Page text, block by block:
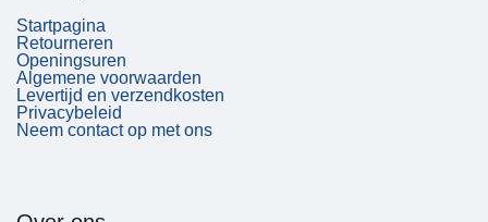
Startpagina
Retourneren
Openingsuren
Algemene voorwaarden
Levertijd en verzendkosten
Privacybeleid
Neem contact op met ons